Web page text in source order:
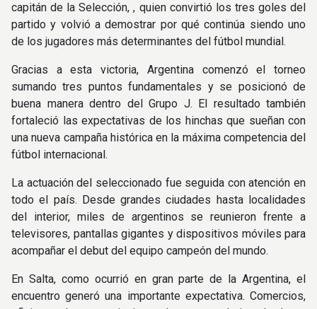
capitán de la Selección, , quien convirtió los tres goles del
partido y volvió a demostrar por qué continúa siendo uno
de los jugadores más determinantes del fútbol mundial.
Gracias a esta victoria, Argentina comenzó el torneo
sumando tres puntos fundamentales y se posicionó de
buena manera dentro del Grupo J. El resultado también
fortaleció las expectativas de los hinchas que sueñan con
una nueva campaña histórica en la máxima competencia del
fútbol internacional.
La actuación del seleccionado fue seguida con atención en
todo el país. Desde grandes ciudades hasta localidades
del interior, miles de argentinos se reunieron frente a
televisores, pantallas gigantes y dispositivos móviles para
acompañar el debut del equipo campeón del mundo.
En Salta, como ocurrió en gran parte de la Argentina, el
encuentro generó una importante expectativa. Comercios,